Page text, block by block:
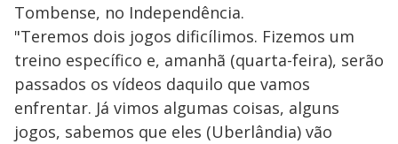
Tombense, no Independência.
"Teremos dois jogos dificílimos. Fizemos um
treino específico e, amanhã (quarta-feira), serão
passados os vídeos daquilo que vamos
enfrentar. Já vimos algumas coisas, alguns
jogos, sabemos que eles (Uberlândia) vão